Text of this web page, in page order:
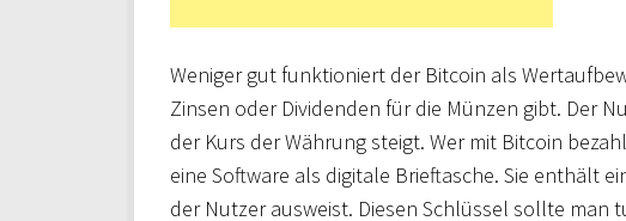
Weniger gut funktioniert der Bitcoin als
Zinsen oder Dividenden für die Münzen gibt. Der
der Kurs der Währung steigt. Wer mit Bitcoin
eine Software als digitale Brieftasche. Sie enthält
der Nutzer ausweist. Diesen Schlüssel sollte